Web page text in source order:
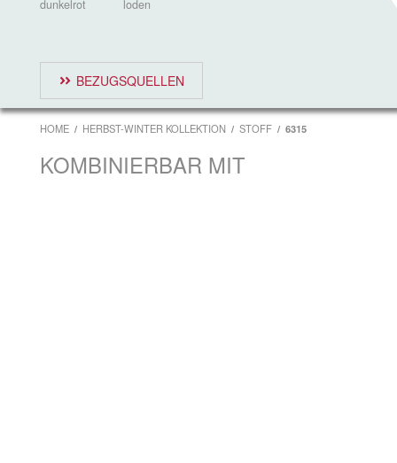
dunkelrot loden
BEZUGSQUELLEN
HOME HERBST-WINTER KOLLEKTION STOFF 6315
KOMBINIERBAR MIT